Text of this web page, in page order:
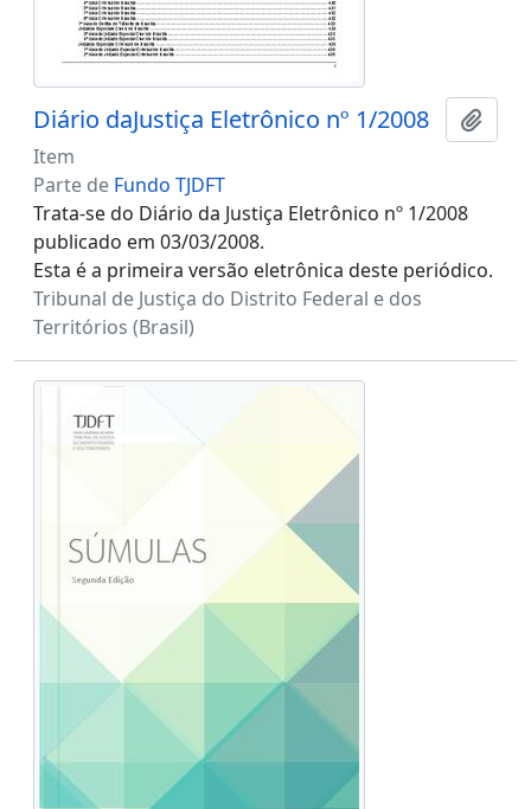
Diário daJustiça Eletrônico nº 1/2008
Item
Parte de Fundo TJDFT
Trata-se do Diário da Justiça Eletrônico nº 1/2008
publicado em 03/03/2008.
Esta é a primeira versão eletrônica deste periódico.
Tribunal de Justiça do Distrito Federal e dos
Territórios (Brasil)